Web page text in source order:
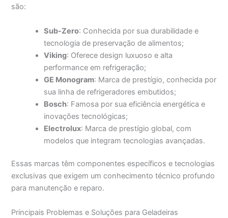
são:
Sub-Zero: Conhecida por sua durabilidade e
tecnologia de preservação de alimentos;
Viking: Oferece design luxuoso e alta
performance em refrigeração;
GE Monogram: Marca de prestígio, conhecida por
sua linha de refrigeradores embutidos;
Bosch: Famosa por sua eficiência energética e
inovações tecnológicas;
Electrolux: Marca de prestígio global, com
modelos que integram tecnologias avançadas.
Essas marcas têm componentes específicos e tecnologias
exclusivas que exigem um conhecimento técnico profundo
para manutenção e reparo.
Principais Problemas e Soluções para Geladeiras